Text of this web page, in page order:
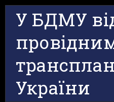
У БДМУ
України